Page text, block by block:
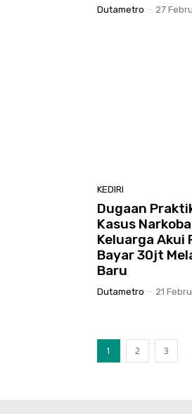
Dutametro - 27
KEDIRI
Dugaan
Kasus
Keluarga Akui
Bayar 30jt
Baru
Dutametro - 21
1 2 3